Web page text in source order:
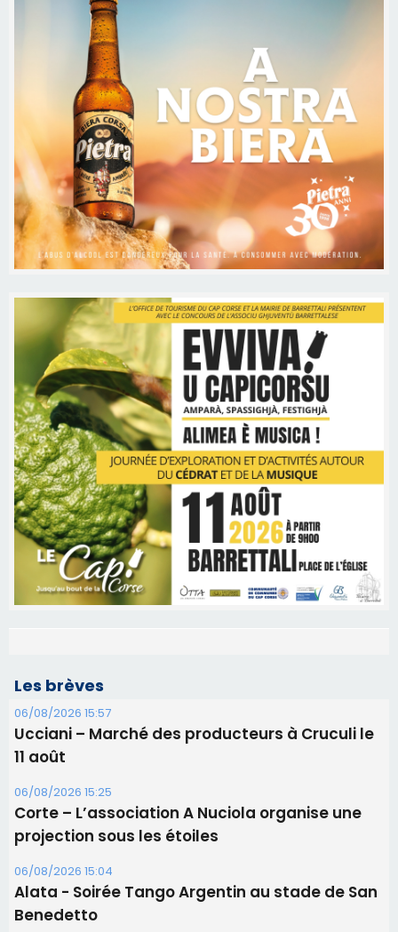
Les brèves
06/08/2026 15:57
Ucciani – Marché des producteurs à Cruculi le
11 août